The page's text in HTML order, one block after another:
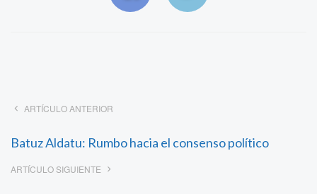
ARTÍCULO ANTERIOR
Batuz Aldatu: Rumbo hacia el consenso político
ARTÍCULO SIGUIENTE